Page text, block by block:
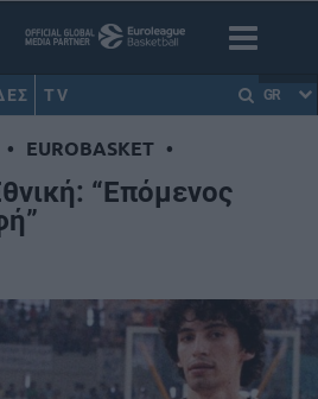
TV GR
• EUROBASKET •
“Επόμενος